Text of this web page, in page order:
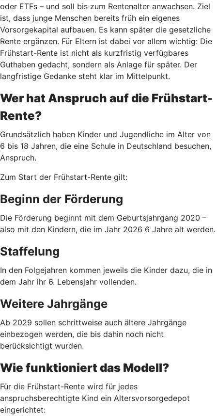
oder ETFs – und soll bis zum Rentenalter anwachsen. Ziel
ist, dass junge Menschen bereits früh ein eigenes
Vorsorgekapital aufbauen. Es kann später die gesetzliche
Rente ergänzen. Für Eltern ist dabei vor allem wichtig: Die
Frühstart-Rente ist nicht als kurzfristig verfügbares
Guthaben gedacht, sondern als Anlage für später. Der
langfristige Gedanke steht klar im Mittelpunkt.
Wer hat Anspruch auf die Frühstart-
Rente?
Grundsätzlich haben Kinder und Jugendliche im Alter von
6 bis 18 Jahren, die eine Schule in Deutschland besuchen,
Anspruch.
Zum Start der Frühstart-Rente gilt:
Beginn der Förderung
Die Förderung beginnt mit dem Geburtsjahrgang 2020 –
also mit den Kindern, die im Jahr 2026 6 Jahre alt werden.
Staffelung
In den Folgejahren kommen jeweils die Kinder dazu, die in
dem Jahr ihr 6. Lebensjahr vollenden.
Weitere Jahrgänge
Ab 2029 sollen schrittweise auch ältere Jahrgänge
einbezogen werden, die bis dahin noch nicht
berücksichtigt wurden.
Wie funktioniert das Modell?
Für die Frühstart-Rente wird für jedes
anspruchsberechtigte Kind ein Altersvorsorgedepot
eingerichtet: